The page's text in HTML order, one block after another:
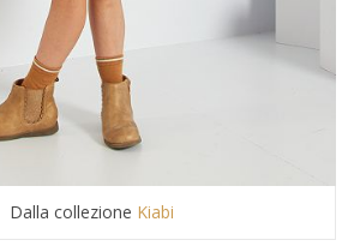
Dalla collezione Kiabi